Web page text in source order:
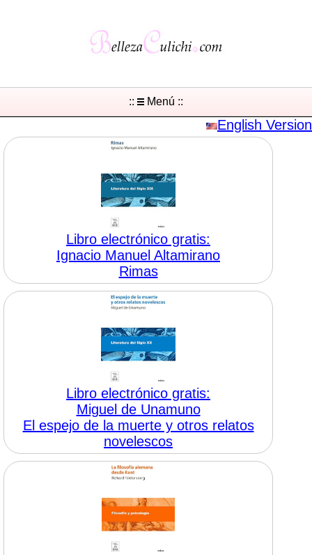
:: Menú ::
English Version
Libro electrónico gratis:
Ignacio Manuel Altamirano
Rimas
Libro electrónico gratis:
Miguel de Unamuno
El espejo de la muerte y otros relatos
novelescos